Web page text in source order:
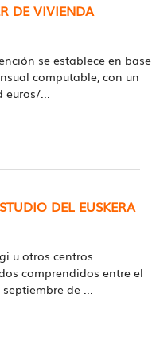
DE VIVIENDA
se establece en base
computable, con un
euros/...
DEL EUSKERA
u otros centros
comprendidos entre el
de ...